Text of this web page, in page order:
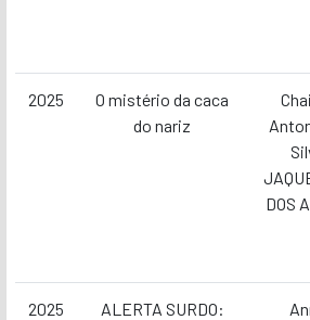
2025
O mistério da caca
do nariz
DOS
2025
ALERTA SURDO: